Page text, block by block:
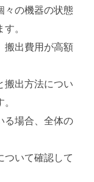
々の機器の状態
。
搬出費用が高額
搬出方法につい
る場合、全体の
ついて確認して